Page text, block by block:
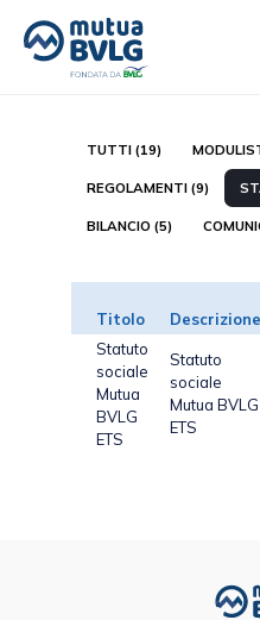
TUTTI (19)
REGOLAMENTI (9)
BILANCIO (5)
Titolo Descrizione
Statuto
sociale
Mutua
BVLG
ETS
Statuto
sociale
Mutua BVLG
ETS